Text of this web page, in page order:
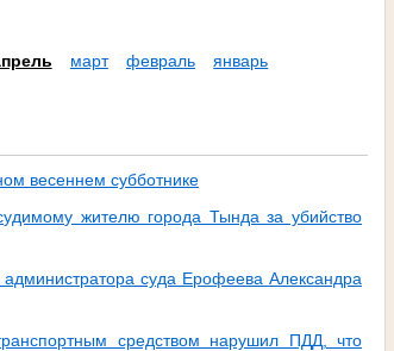
март февраль
январь
весеннем субботнике
жителю города Тында за убийство
суда Ерофеева Александра
средством нарушил ПДД, что